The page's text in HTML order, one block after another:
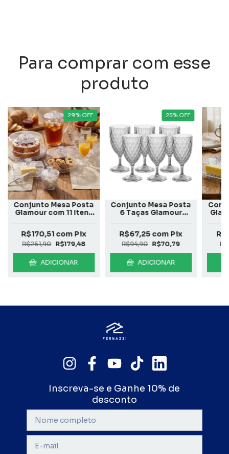
Para comprar com esse
produto
29% OFF
Conjunto Mesa Posta
Glamour com 11 Itens
R$251,90 R$179,48
R$170,51 com Pix
ADICIONAR
25% OFF
Conjunto Mesa Posta
6 Taças Glamour
R$94,90 R$70,79
R$67,25 com Pix
ADICIONAR
Inscreva-se e Ganhe 10% de
desconto